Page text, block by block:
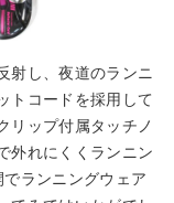
射し、夜道のランニ
トコードを採用して
リップ付属タッチノ
外れにくくランニン
ランニングウェア